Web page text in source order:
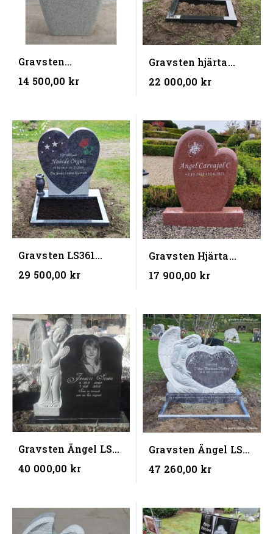
Gravsten
LS1203Grey (
50X70X10 ) (BxHxD)
14 500,00 kr
Gravsten hjärta
LS350 + Blomlist
(80x50 cm )
22 000,00 kr
Gravsten LS361
(70x80x10) (BxHxD)
29 500,00 kr
Gravsten Hjärta
LS301 (60x70x10)
(BxHxD)
17 900,00 kr
Gravsten Ängel LS
401 (90x90x10)
(BxHxD)
40 000,00 kr
Gravsten Ängel LS
406 (100x90x15)
(BxHxD)
47 260,00 kr